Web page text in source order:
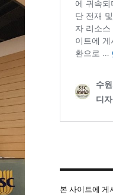
본 사이트에 게